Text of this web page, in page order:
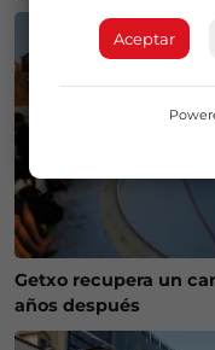
Getxo recupera un
años después
Aceptar